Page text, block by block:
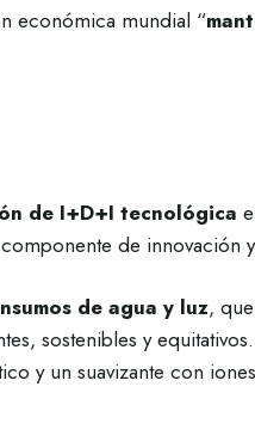
económica mundial “
de I+D+I tecnológica
de innovación
de agua y luz,
sostenibles y
y un suavizante con